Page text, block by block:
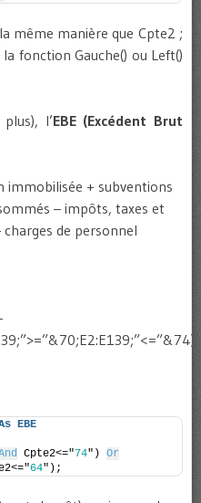
même manière que Cpte2 ;
fonction Gauche() ou Left()
l’EBE (Excédent Brut
immobilisée + subventions
– impôts, taxes et
de personnel
EBE
Cpte2<="74") Or
64");